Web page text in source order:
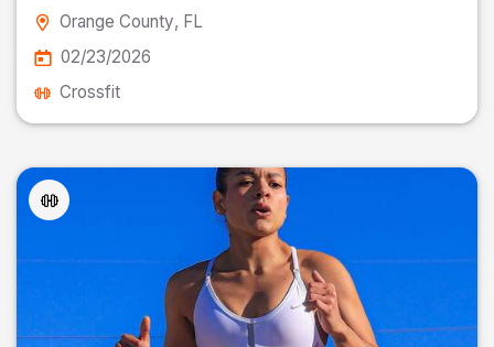
Orange County, FL
02/23/2026
Crossfit